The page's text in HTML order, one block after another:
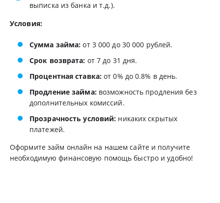
выписка из банка и т.д.).
Условия:
Сумма займа: от 3 000 до 30 000 рублей.
Срок возврата: от 7 до 31 дня.
Процентная ставка: от 0% до 0.8% в день.
Продление займа:возможность продления без
дополнительных комиссий.
Прозрачность условий: никаких скрытых
платежей.
Оформите займ онлайн на нашем сайте и получите
необходимую финансовую помощь быстро и удобно!